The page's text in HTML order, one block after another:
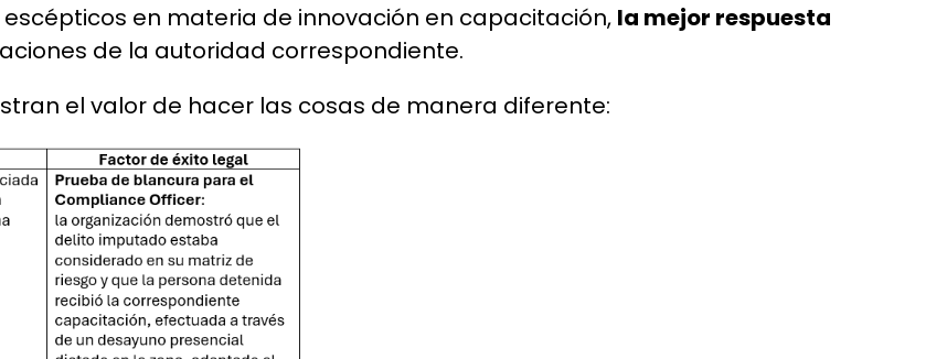
en materia de innovación en capacitación, la mejor respuesta
de la autoridad correspondiente.
el valor de hacer las cosas de manera diferente: